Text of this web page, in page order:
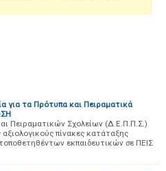
για τα Πρότυπα και Πειραματικά
Πειραματικών Σχολείων (Δ.Ε.Π.Π.Σ.)
πίνακες κατάταξης
εκπαιδευτικών σε ΠΕΙΣ